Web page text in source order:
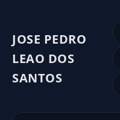
JOSE PEDRO
LEAO DOS
SANTOS